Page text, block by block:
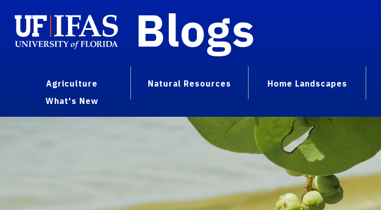
Blogs
Agriculture Natural Resources Home Landscapes
What's New